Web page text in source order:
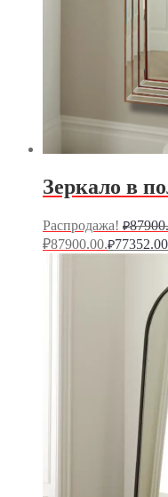
Зеркало в
Распродажа! ₽
₽87900.00.₽77352.00